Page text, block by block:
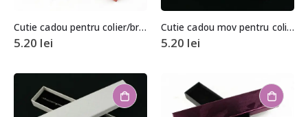
Cutie cadou pentru colier/bratara
5.20 lei
Cutie cadou mov pentru colier/bratara
5.20 lei